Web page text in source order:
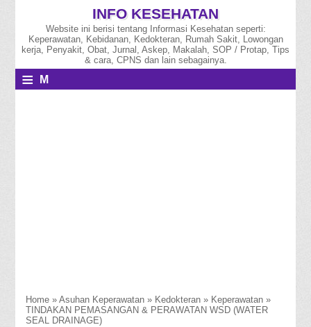
INFO KESEHATAN
Website ini berisi tentang Informasi Kesehatan seperti:
Keperawatan, Kebidanan, Kedokteran, Rumah Sakit, Lowongan
kerja, Penyakit, Obat, Jurnal, Askep, Makalah, SOP / Protap, Tips
& cara, CPNS dan lain sebagainya.
≡
M
Home »Asuhan Keperawatan » Kedokteran » Keperawatan »
TINDAKAN PEMASANGAN & PERAWATAN WSD (WATER
SEAL DRAINAGE)